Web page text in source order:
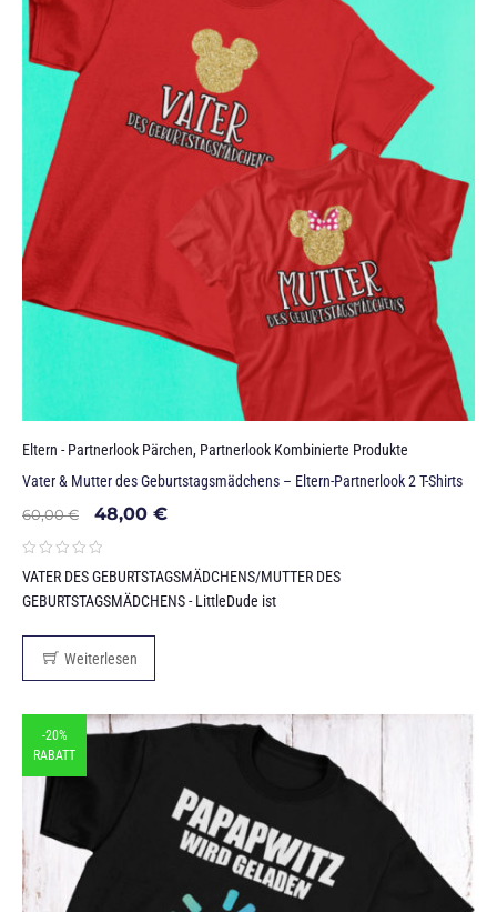
Eltern - Partnerlook Pärchen, Partnerlook Kombinierte Produkte
Vater & Mutter des Geburtstagsmädchens – Eltern-Partnerlook 2 T-Shirts
60,00€ 48,00 €
VATER DES GEBURTSTAGSMÄDCHENS/MUTTER DES
GEBURTSTAGSMÄDCHENS - LittleDude ist
Weiterlesen
-20%
RABATT